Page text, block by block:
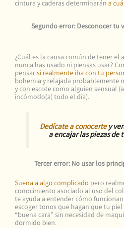
cintura y caderas determinarán a
Segundo error: Desconocer tu
¿Cuál es la causa común de tener
nunca has usado ni piensas usar?
pensarsi realmente iba con tu
bohemia y relajada probablemente
y con escote como alguien sensual
incómodo(a) todo el día).
Dedícate a conocertey
a encajar las piezas de
Tercer error: No usar los
Suena a algo complicado pero
conocimiento asociado al uso del
te ayuda a entender cómo
escoger tonos que hagan que tu
“buena cara” sin necesidad de
dormido bien.